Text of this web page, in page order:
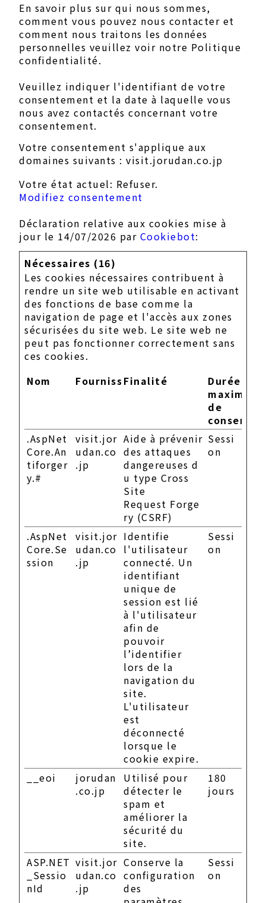
En savoir plus sur qui nous sommes,
comment vous pouvez nous contacter et
comment nous traitons les données
personnelles veuillez voir notre Politique
confidentialité.
Veuillez indiquer l'identifiant de votre
consentement et la date à laquelle vous
nous avez contactés concernant votre
consentement.
Votre consentement s'applique aux
domaines suivants : visit.jorudan.co.jp
Votre état ​​actuel: Refuser.
Modifiez consentement
Déclaration relative aux cookies mise à
jour le 14/07/2026 par Cookiebot:
Nécessaires (16)
Les cookies nécessaires contribuent à
rendre un site web utilisable en activant
des fonctions de base comme la
navigation de page et l'accès aux zones
sécurisées du site web. Le site web ne
peut pas fonctionner correctement sans
ces cookies.
Nom
FournisseurFinalité
Durée
maximale
de
.AspNet
Core.An
tiforger
y.#
visit.jor
udan.co
.jp
Aide à prévenir
des attaques
dangereuses d
u type Cross
Site
Request Forge
ry (CSRF)
Sessi
on
.AspNet
Core.Se
ssion
visit.jor
udan.co
.jp
Identifie
l'utilisateur
connecté. Un
identifiant
unique de
session est lié
à l'utilisateur
afin de
pouvoir
l’identifier
lors de la
navigation du
site.
L'utilisateur
est
déconnecté
lorsque le
cookie expire.
Sessi
on
__eoi
jorudan
.co.jp
Utilisé pour
détecter le
spam et
améliorer la
sécurité du
site.
180
jours
ASP.NET
_Sessio
nId
visit.jor
udan.co
.jp
Conserve la
configuration
des
Sessi
on